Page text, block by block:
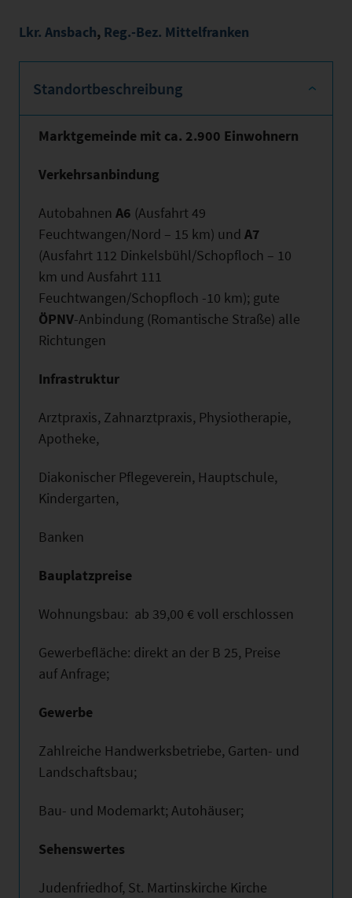
Lkr. Ansbach, Reg.-Bez. Mittelfranken
Standortbeschreibung
Marktgemeinde mit ca. 2.900 Einwohnern
Verkehrsanbindung
Autobahnen A6 (Ausfahrt 49
Feuchtwangen/Nord – 15 km) und A7
(Ausfahrt 112 Dinkelsbühl/Schopfloch – 10
km und Ausfahrt 111
Feuchtwangen/Schopfloch -10 km); gute
ÖPNV-Anbindung (Romantische Straße) alle
Richtungen
Infrastruktur
Arztpraxis, Zahnarztpraxis, Physiotherapie,
Apotheke,
Diakonischer Pflegeverein, Hauptschule,
Kindergarten,
Banken
Bauplatzpreise
Wohnungsbau: ab 39,00 € voll erschlossen
Gewerbefläche: direkt an der B 25, Preise
auf Anfrage;
Gewerbe
Zahlreiche Handwerksbetriebe, Garten- und
Landschaftsbau;
Bau- und Modemarkt; Autohäuser;
Sehenswertes
Judenfriedhof, St. Martinskirche Kirche